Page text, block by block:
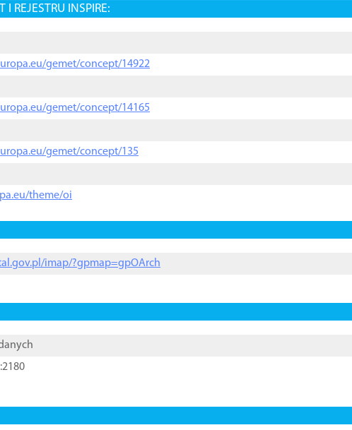
I REJESTRU INSPIRE:
gemet/concept/14922
gemet/concept/14165
gemet/concept/135
theme/oi
imap/?gpmap=gpOArch